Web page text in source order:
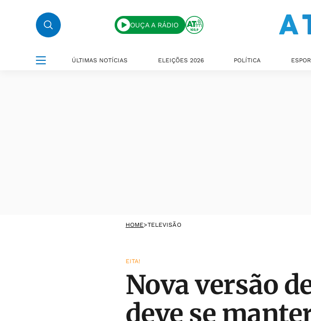
OUÇA A RÁDIO
ÚLTIMAS NOTÍCIAS ELEIÇÕES 2026 POLÍTICA
HOME>TELEVISÃO
EITA!
Nova versão
deve se